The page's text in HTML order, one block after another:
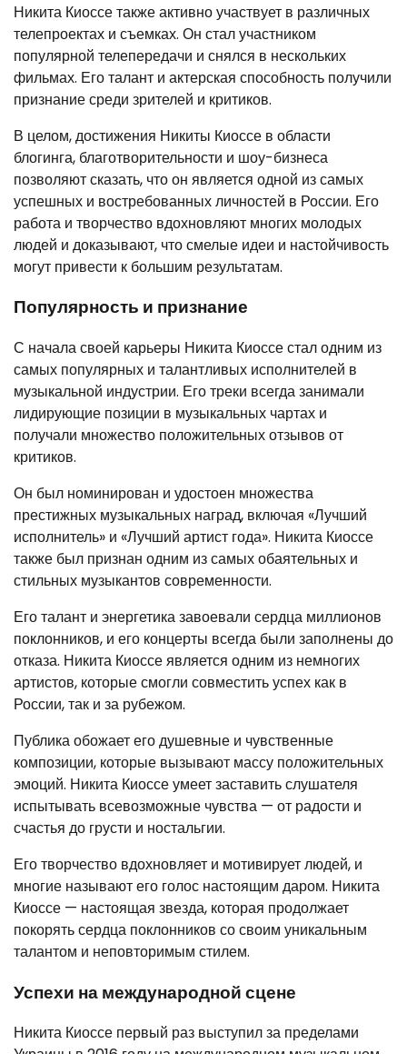
Никита Киоссе также активно участвует в различных
телепроектах и съемках. Он стал участником
популярной телепередачи и снялся в нескольких
фильмах. Его талант и актерская способность получили
признание среди зрителей и критиков.
В целом, достижения Никиты Киоссе в области
блогинга, благотворительности и шоу-бизнеса
позволяют сказать, что он является одной из самых
успешных и востребованных личностей в России. Его
работа и творчество вдохновляют многих молодых
людей и доказывают, что смелые идеи и настойчивость
могут привести к большим результатам.
Популярность и признание
С начала своей карьеры Никита Киоссе стал одним из
самых популярных и талантливых исполнителей в
музыкальной индустрии. Его треки всегда занимали
лидирующие позиции в музыкальных чартах и
получали множество положительных отзывов от
критиков.
Он был номинирован и удостоен множества
престижных музыкальных наград, включая «Лучший
исполнитель» и «Лучший артист года». Никита Киоссе
также был признан одним из самых обаятельных и
стильных музыкантов современности.
Его талант и энергетика завоевали сердца миллионов
поклонников, и его концерты всегда были заполнены до
отказа. Никита Киоссе является одним из немногих
артистов, которые смогли совместить успех как в
России, так и за рубежом.
Публика обожает его душевные и чувственные
композиции, которые вызывают массу положительных
эмоций. Никита Киоссе умеет заставить слушателя
испытывать всевозможные чувства — от радости и
счастья до грусти и ностальгии.
Его творчество вдохновляет и мотивирует людей, и
многие называют его голос настоящим даром. Никита
Киоссе — настоящая звезда, которая продолжает
покорять сердца поклонников со своим уникальным
талантом и неповторимым стилем.
Успехи на международной сцене
Никита Киоссе первый раз выступил за пределами